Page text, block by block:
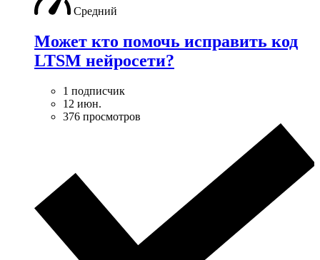
Средний
Может кто помочь исправить код
LTSM нейросети?
1 подписчик
12 июн.
376 просмотров